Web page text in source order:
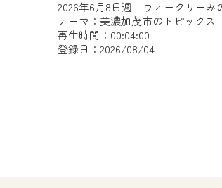
テーマ：美濃加茂市のトピックス
再生時間：00:04:00
登録日：2026/08/04